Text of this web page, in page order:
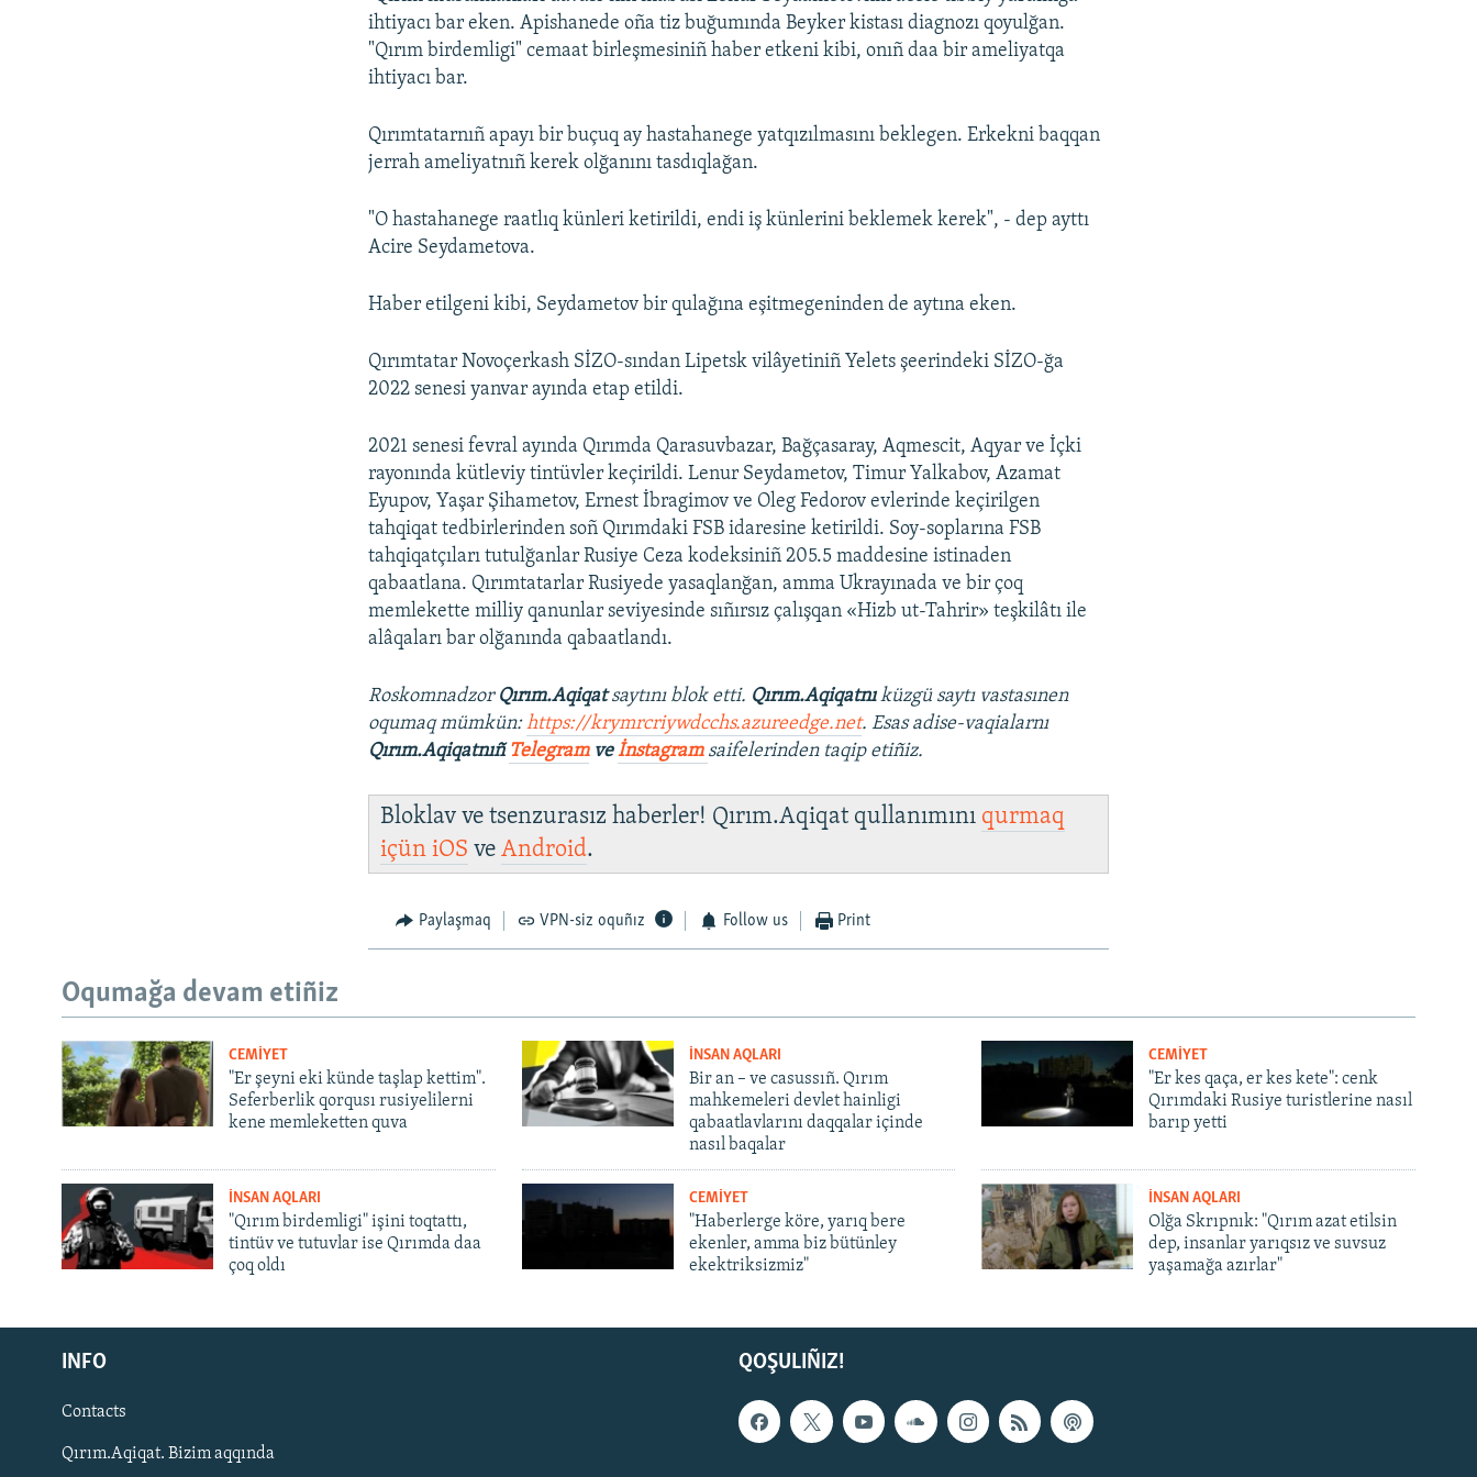
Русский
Українською
QOŞULIÑIZ!
ihtiyacı bar eken. Apishanede oña tiz buğumında Beyker kistası diagnozı qoyulğan.
"Qırım birdemligi" cemaat birleşmesiniñ haber etkeni kibi, onıñ daa bir ameliyatqa
ihtiyacı bar.
Qırımtatarnıñ apayı bir buçuq ay hastahanege yatqızılmasını beklegen. Erkekni baqqan
jerrah ameliyatnıñ kerek olğanını tasdıqlağan.
"O hastahanege raatlıq künleri ketirildi, endi iş künlerini beklemek kerek", - dep ayttı
Acire Seydametova.
Haber etilgeni kibi, Seydametov bir qulağına eşitmegeninden de aytına eken.
Qırımtatar Novoçerkash SİZO-sından Lipetsk vilâyetiniñ Yelets şeerindeki SİZO-ğa
2022 senesi yanvar ayında etap etildi.
2021 senesi fevral ayında Qırımda Qarasuvbazar, Bağçasaray, Aqmescit, Aqyar ve İçki
rayonında kütleviy tintüvler keçirildi. Lenur Seydametov, Timur Yalkabov, Azamat
Eyupov, Yaşar Şihametov, Ernest İbragimov ve Oleg Fedorov evlerinde keçirilgen
tahqiqat tedbirlerinden soñ Qırımdaki FSB idaresine ketirildi. Soy-soplarına FSB
tahqiqatçıları tutulğanlar Rusiye Ceza kodeksiniñ 205.5 maddesine istinaden
qabaatlana. Qırımtatarlar Rusiyede yasaqlanğan, amma Ukrayınada ve bir çoq
memlekette milliy qanunlar seviyesinde sıñırsız çalışqan «Hizb ut-Tahrir» teşkilâtı ile
alâqaları bar olğanında qabaatlandı.
Roskomnadzor Qırım.Aqiqatsaytını blok etti. Qırım.Aqiqatnıküzgü saytı vastasınen
oqumaq mümkün:https://krymrcriywdcchs.azureedge.net. Esas adise-vaqialarnı
Qırım.Aqiqatnıñ Telegramveİnstagram saifelerinden taqip etiñiz.
Bloklav ve tsenzurasız haberler! Qırım.Aqiqat qullanımını qurmaq
içüniOS veAndroid.
Paylaşmaq VPN-siz oquñız Follow us Print
Oqumağa devam etiñiz
CEMİYET
"Er şeyni eki künde taşlap kettim".
Seferberlik qorqusı rusiyelilerni
kene memleketten quva
İNSAN AQLARI
Bir an – ve casussıñ. Qırım
mahkemeleri devlet hainligi
qabaatlavlarını daqqalar içinde
nasıl baqalar
CEMİYET
"Er kes qaça, er kes kete": cenk
Qırımdaki Rusiye turistlerine nasıl
barıp yetti
İNSAN AQLARI
"Qırım birdemligi" işini toqtattı,
tintüv ve tutuvlar ise Qırımda daa
çoq oldı
CEMİYET
"Haberlerge köre, yarıq bere
ekenler, amma biz bütünley
ekektriksizmiz"
İNSAN AQLARI
Olğa Skrıpnık: "Qırım azat etilsin
dep, insanlar yarıqsız ve suvsuz
yaşamağa azırlar"
QOŞULIÑIZ!
INFO
Contacts
Qırım.Aqiqat. Bizim aqqında